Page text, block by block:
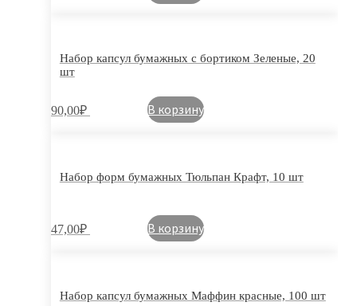
Набор капсул бумажных с бортиком Зеленые, 20
шт
90,00₽ В корзину
Набор форм бумажных Тюльпан Крафт, 10 шт
47,00₽ В корзину
Набор капсул бумажных Маффин красные, 100 шт